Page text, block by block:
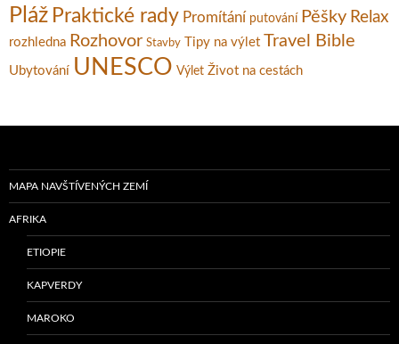
Pláž Praktické rady Promítání putování Pěšky Relax
rozhledna Rozhovor Stavby Tipy na výlet Travel Bible
Ubytování UNESCO Výlet Život na cestách
MAPA NAVŠTÍVENÝCH ZEMÍ
AFRIKA
ETIOPIE
KAPVERDY
MAROKO